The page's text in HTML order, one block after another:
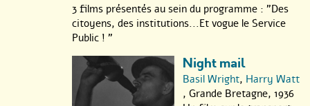
3 films présentés au sein du programme : "Des
citoyens, des institutions...Et vogue le Service
Public ! "
Night mail
Basil Wright, Harry Watt
, Grande Bretagne, 1936